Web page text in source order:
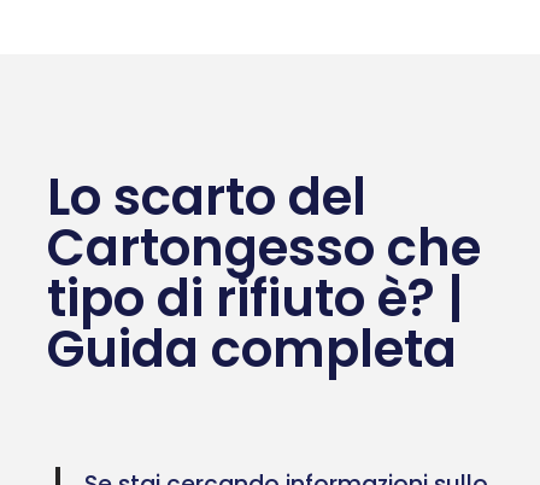
Lo scarto del
Cartongesso che
tipo di rifiuto è? |
Guida completa